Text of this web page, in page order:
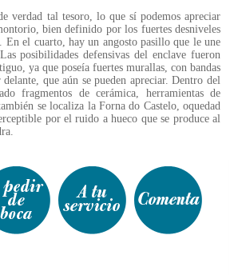
verdad tal tesoro, lo que sí podemos apreciar
bien definido por los fuertes desniveles
En el cuarto, hay un angosto pasillo que le une
posibilidades defensivas del enclave fueron
ya que poseía fuertes murallas, con bandas
que aún se pueden apreciar. Dentro del
fragmentos de cerámica, herramientas de
se localiza la Forna do Castelo, oquedad
por el ruido a hueco que se produce al